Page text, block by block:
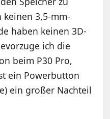
3,5-mm-
haben keinen 3D-
ich die
beim P30 Pro,
ein Powerbutton
ein großer Nachteil